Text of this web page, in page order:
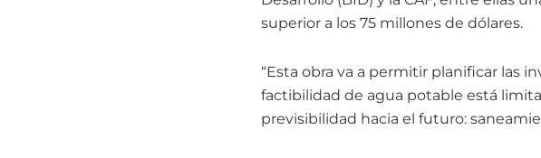
superior a los 75 millones de dólares.
“Esta obra va a permitir planificar las
factibilidad de agua potable está
previsibilidad hacia el futuro: